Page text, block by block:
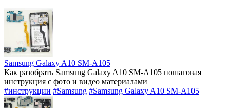
Samsung Galaxy A10 SM-A105
Как разобрать Samsung Galaxy A10 SM-A105 пошаговая
инструкция с фото и видео материалами
#инструкции #Samsung #Samsung Galaxy A10 SM-A105